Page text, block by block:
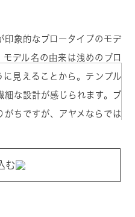
印象的なブロータイプのモデ
デル名の由来は浅めのブロ
に見えることから。テンプル
細な設計が感じられます。ブ
がちですが、アヤメならでは
む